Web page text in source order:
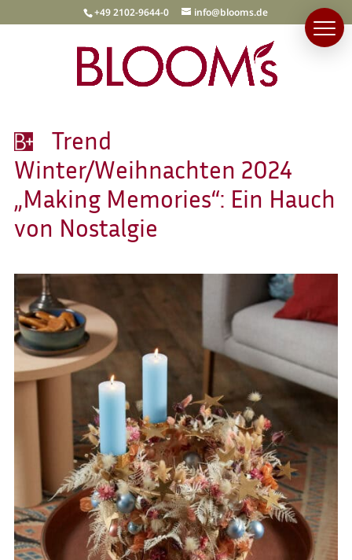
+49 2102-9644-0 info@blooms.de
Trend
Winter/Weihnachten 2024
„Making Memories“: Ein Hauch
von Nostalgie